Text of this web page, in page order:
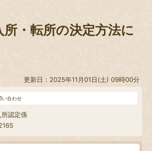
所・転所の決定方法に
更新日：2025年11月01日(土) 09時00分
い合わせ
認定係